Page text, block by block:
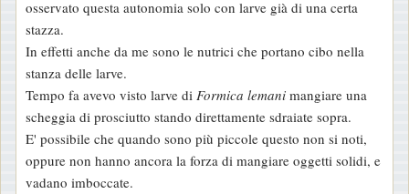
a
g
g
i
o
osservato questa autonomia solo con larve già di una certa
stazza.
In effetti anche da me sono le nutrici che portano cibo nella
stanza delle larve.
Tempo fa avevo visto larve di Formica lemani mangiare una
scheggia di prosciutto stando direttamente sdraiate sopra.
E' possibile che quando sono più piccole questo non si noti,
oppure non hanno ancora la forza di mangiare oggetti solidi, e
vadano imboccate.